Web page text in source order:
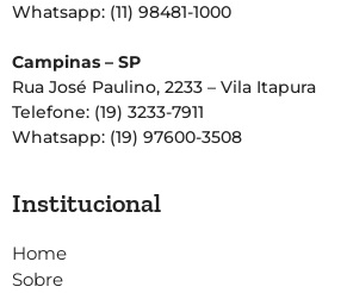
Whatsapp: (11) 98481-1000
Campinas – SP
Rua José Paulino, 2233 – Vila Itapura
Telefone: (19) 3233-7911
Whatsapp: (19) 97600-3508
Institucional
Home
Sobre